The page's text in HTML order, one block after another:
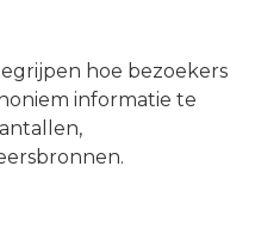
hoe bezoekers
informatie te